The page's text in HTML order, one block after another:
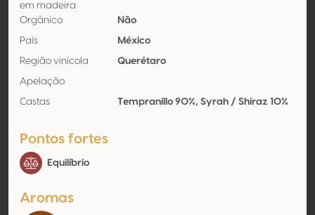
em madeira
Orgânico Não
País México
Região vinícola Querétaro
Apelação
Castas Tempranillo 90%, Syrah / Shiraz 10%
Pontos fortes
Equilíbrio
Aromas